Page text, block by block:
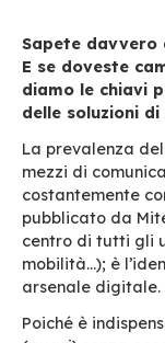
Sapete
E se